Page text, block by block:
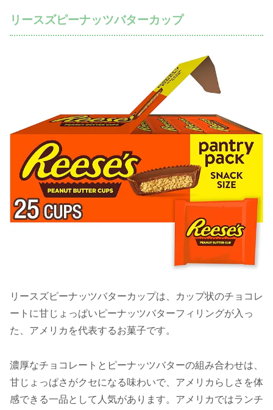
リースズピーナッツバターカップ
リースズピーナッツバターカップは、カップ状のチョコレ
ートに甘じょっぱいピーナッツバターフィリングが入っ
た、アメリカを代表するお菓子です。
濃厚なチョコレートとピーナッツバターの組み合わせは、
甘じょっぱさがクセになる味わいで、アメリカらしさを体
感できる一品として人気があります。アメリカではランチ